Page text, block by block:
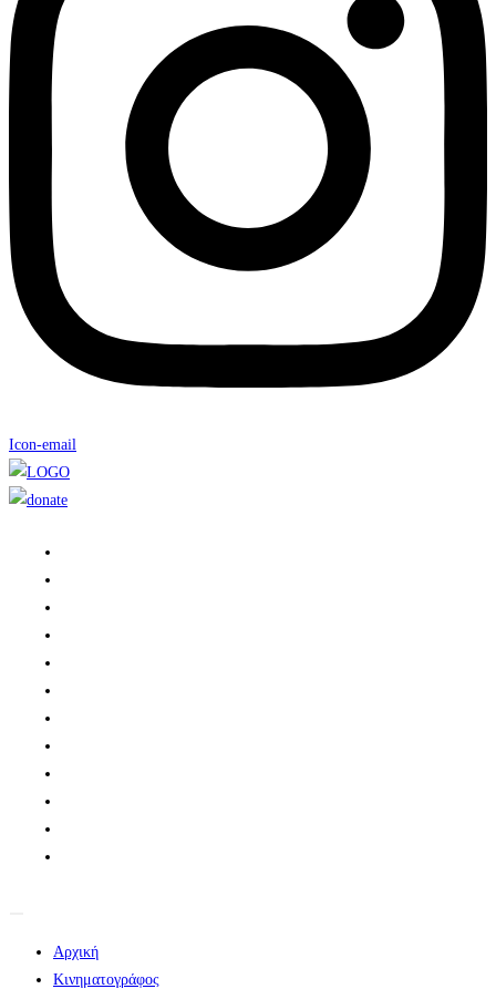
Icon-email
Αρχική
Κινηματογράφος